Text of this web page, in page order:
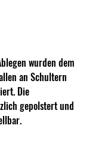
wurden dem
an Schultern
Die
gepolstert und